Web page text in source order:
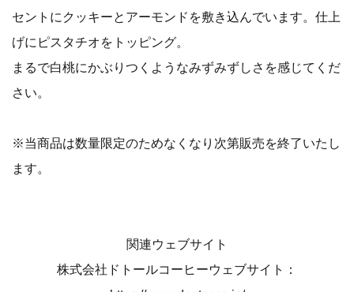
セントにクッキーとアーモンドを敷き込んでいます。仕上
げにピスタチオをトッピング。
まるで白桃にかぶりつくようなみずみずしさを感じてくだ
さい。
※当商品は数量限定のためなくなり次第販売を終了いたし
ます。
関連ウェブサイト
株式会社ドトールコーヒーウェブサイト：